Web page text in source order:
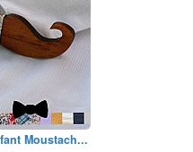
Moustach...